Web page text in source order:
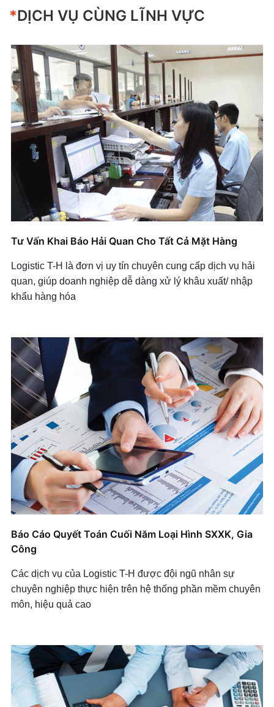
Vận Tải Nội Địa
+ Mở nhóm...
+ Mở nhóm...
Dịch Vụ Xuất Nhập Khẩu
Đào Tạo Ngành Xuất Nhập Khẩu
*DỊCH VỤ CÙNG LĨNH VỰC
Tư Vấn Khai Báo Hải Quan Cho Tất Cả Mặt Hàng
Logistic T-H là đơn vị uy tín chuyên cung cấp dịch vụ hải
quan, giúp doanh nghiệp dễ dàng xử lý khâu xuất/ nhập
khẩu hàng hóa
Báo Cáo Quyết Toán Cuối Năm Loại Hình SXXK, Gia
Công
Các dịch vụ của Logistic T-H được đội ngũ nhân sự
chuyên nghiệp thực hiện trên hệ thống phần mềm chuyên
môn, hiệu quả cao